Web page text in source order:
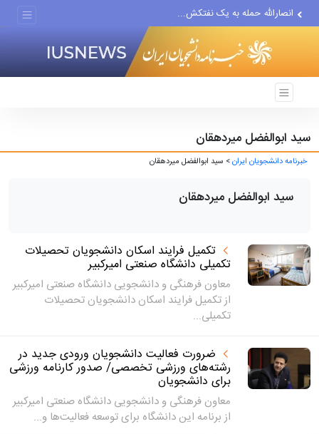
انصارالله حمله به یک نفتکش...
لفاظی جدید نتانیاهو علیه ایران
سید ابوالفضل میردهقان
خبرنامه دانشجویان ایران> سید ابوالفضل میردهقان
سید ابوالفضل میردهقان
تکمیل فرایند اسکان دانشجویان تحصیلات
تکمیلی دانشگاه صنعتی امیرکبیر
معاون فرهنگی و دانشجویی دانشگاه صنعتی امیرکبیر
از تکمیل فرایند اسکان دانشجویان تحصیلات
تکمیلی...
ضرورت فعالیت دانشجویان ورودی جدید در
رشته‌های ورزشی تخصصی/ صدور کارنامه ورزشی
برای دانشجویان
معاون فرهنگی و دانشجویی دانشگاه صنعتی امیرکبیر
از برنامه این دانشگاه برای توسعه فعالیت‌ها و...